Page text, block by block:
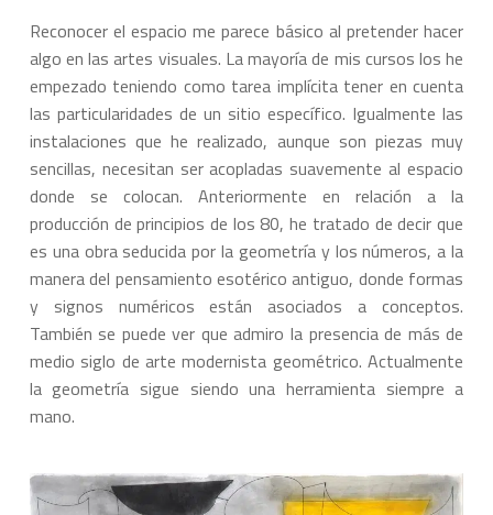
Reconocer el espacio me parece básico al pretender hacer
algo en las artes visuales. La mayoría de mis cursos los he
empezado teniendo como tarea implícita tener en cuenta
las particularidades de un sitio específico. Igualmente las
instalaciones que he realizado, aunque son piezas muy
sencillas, necesitan ser acopladas suavemente al espacio
donde se colocan. Anteriormente en relación a la
producción de principios de los 80, he tratado de decir que
es una obra seducida por la geometría y los números, a la
manera del pensamiento esotérico antiguo, donde formas
y signos numéricos están asociados a conceptos.
También se puede ver que admiro la presencia de más de
medio siglo de arte modernista geométrico. Actualmente
la geometría sigue siendo una herramienta siempre a
mano.